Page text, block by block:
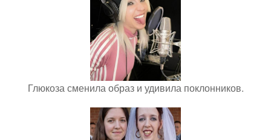
Глюкоза сменила образ и удивила поклонников.